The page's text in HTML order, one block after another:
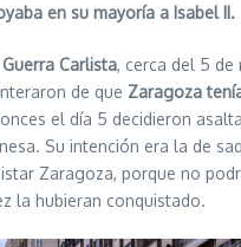
en su mayoría a Isabel II.
Carlista, cerca del 5 de
de que Zaragoza
el día 5 decidieron
Su intención era la de
Zaragoza, porque no
la hubieran conquistado.